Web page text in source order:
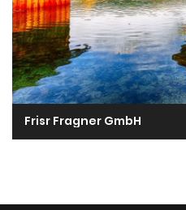
Frisr Fragner GmbH